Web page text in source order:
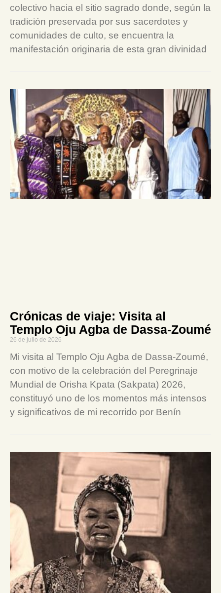
colectivo hacia el sitio sagrado donde, según la
tradición preservada por sus sacerdotes y
comunidades de culto, se encuentra la
manifestación originaria de esta gran divinidad
Crónicas de viaje: Visita al
Templo Oju Agba de Dassa-Zoumé
26 de julio de 2026
Mi visita al Templo Oju Agba de Dassa-Zoumé,
con motivo de la celebración del Peregrinaje
Mundial de Orisha Kpata (Sakpata) 2026,
constituyó uno de los momentos más intensos
y significativos de mi recorrido por Benín